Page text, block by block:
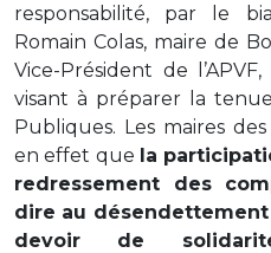
responsabilité, par le
Romain Colas, maire de
Vice-Président de
visant à préparer la tenue
Publiques. Les maires
en effet que la
redressement des
dire au désendettement
devoir de